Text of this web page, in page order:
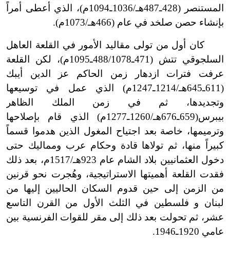
المستنصر (428ـ487هـ/1036ـ1094م)، الذي أعطى أمراً
بإنشاء حصن صلخد في عام (466هـ/1073م).
كان أول من تولى مقاليد الأمور في القلعة العاهل
السلجوقي تتش (471ـ488/1078ـ1095م)، لكن القلعة
عرفت فترات ازدهار زمن الحاكم عز الدين أيبك
(611ـ645هـ/1214ـ1247م) الذي عمل في توسيعها
وتجديدها، ثم في زمن الملك الظاهر
بيبرس(659ـ676هـ/1260ـ1277م) الذي قام بإصلاحها
وترميمها، خاصة بعد اجتياح المغول الذين هدموا قسماً
كبيراً منها، ثم تولاها قادة وحكام عرب ومماليك حتى
دخول العثمانيين بلاد الشام عام 923هـ/1517م، بعد ذلك
فقدت القلعة أهميتها الاستراتيجية، وهُجرت نحو قرنين
من الزمن إلى حين قدوم السكان الحاليين إليها من
لبنان و فلسطين في الثلث الأول من القرن التاسع
عشر، ثم تحولت بعد ذلك إلى مقر للقوات الفرنسية بين
عامي 1920ـ1946.